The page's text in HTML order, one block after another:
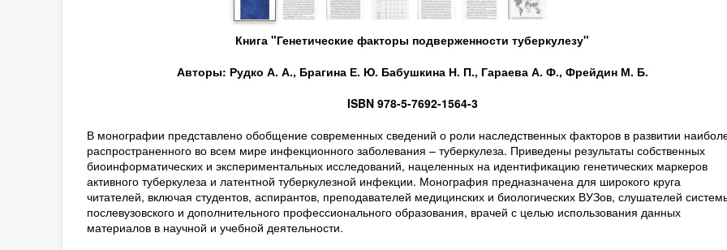
Книга "Генетические факторы подверженности туберкулезу"
Авторы: Рудко А. А., Брагина Е. Ю. Бабушкина Н. П., Гараева А. Ф., Фрейдин М. Б.
ISBN 978-5-7692-1564-3
В монографии представлено обобщение современных сведений о роли наследственных факторов в развитии
распространенного во всем мире инфекционного заболевания – туберкулеза. Приведены результаты собственных
биоинформатических и экспериментальных исследований, нацеленных на идентификацию генетических маркеров
активного туберкулеза и латентной туберкулезной инфекции. Монография предназначена для широкого круга
читателей, включая студентов, аспирантов, преподавателей медицинских и биологических ВУЗов, слушателей
послевузовского и дополнительного профессионального образования, врачей с целью использования данных
материалов в научной и учебной деятельности.